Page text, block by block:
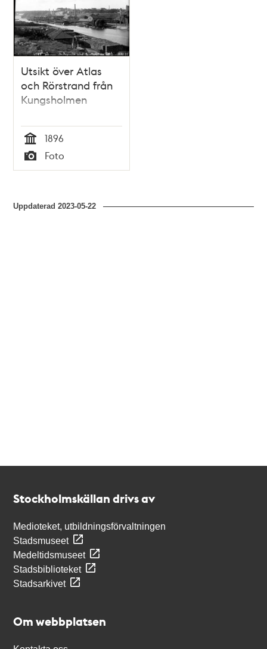
Utsikt över Atlas
och Rörstrand från
Kungsholmen
Tid
1896
Typ
Foto
Uppdaterad2023-05-22
Stockholmskällan drivs av
Medioteket, utbildningsförvaltningen
Stadsmuseet
Medeltidsmuseet
Stadsbiblioteket
Stadsarkivet
Om webbplatsen